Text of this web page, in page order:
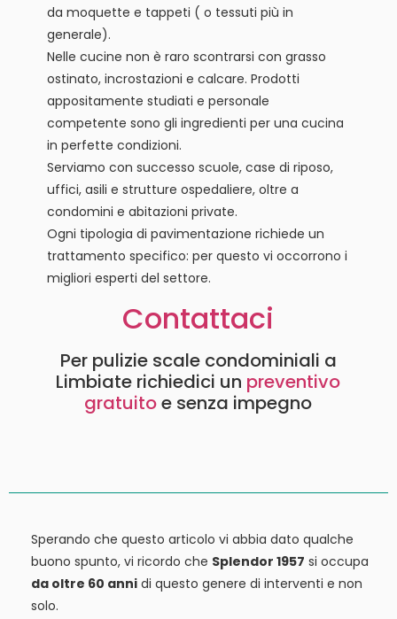
da moquette e tappeti ( o tessuti più in
generale).
Nelle cucine non è raro scontrarsi con grasso
ostinato, incrostazioni e calcare. Prodotti
appositamente studiati e personale
competente sono gli ingredienti per una cucina
in perfette condizioni.
Serviamo con successo scuole, case di riposo,
uffici, asili e strutture ospedaliere, oltre a
condomini e abitazioni private.
Ogni tipologia di pavimentazione richiede un
trattamento specifico: per questo vi occorrono i
migliori esperti del settore.
Contattaci
Per pulizie scale condominiali a
Limbiate richiedici un preventivo
gratuitoe senza impegno
Sperando che questo articolo vi abbia dato qualche
buono spunto, vi ricordo che Splendor 1957 si occupa
da oltre 60 anni di questo genere di interventi e non
solo.